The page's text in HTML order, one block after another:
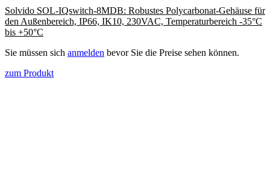
Solvido SOL-IQswitch-8MDB: Robustes Polycarbonat-Gehäuse für
den Außenbereich, IP66, IK10, 230VAC, Temperaturbereich -35°C
bis +50°C
Sie müssen sich anmelden bevor Sie die Preise sehen können.
zum Produkt